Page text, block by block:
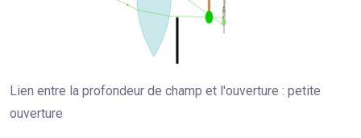
Lien entre la profondeur de champ et l'ouverture : petite
ouverture